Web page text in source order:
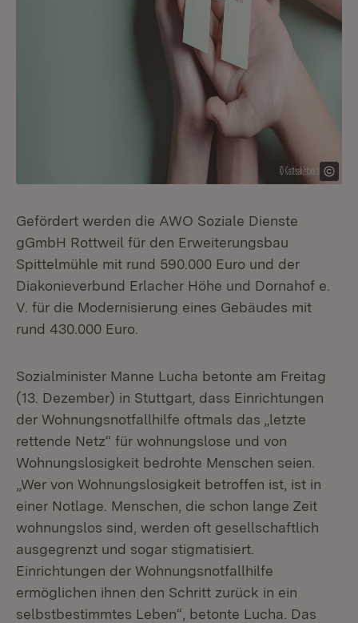
Gefördert werden die AWO Soziale Dienste
gGmbH Rottweil für den Erweiterungsbau
Spittelmühle mit rund 590.000 Euro und der
Diakonieverbund Erlacher Höhe und Dornahof e.
V. für die Modernisierung eines Gebäudes mit
rund 430.000 Euro.
Sozialminister Manne Lucha betonte am Freitag
(13. Dezember) in Stuttgart, dass Einrichtungen
der Wohnungsnotfallhilfe oftmals das „letzte
rettende Netz“ für wohnungslose und von
Wohnungslosigkeit bedrohte Menschen seien.
„Wer von Wohnungslosigkeit betroffen ist, ist in
einer Notlage. Menschen, die schon lange Zeit
wohnungslos sind, werden oft gesellschaftlich
ausgegrenzt und sogar stigmatisiert.
Einrichtungen der Wohnungsnotfallhilfe
ermöglichen ihnen den Schritt zurück in ein
selbstbestimmtes Leben“, betonte Lucha. Das